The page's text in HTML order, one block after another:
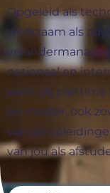
Opgeleid als
werkzaam als
nationaal en
werk als
en master, ook
van de
van jou als